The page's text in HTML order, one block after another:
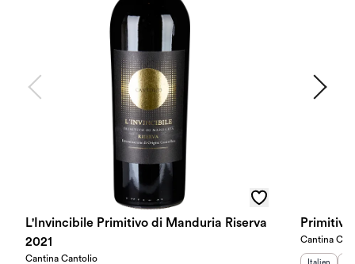
L'Invincibile Primitivo di Manduria Riserva
2021
Cantina Cantolio
Cantina
Italien